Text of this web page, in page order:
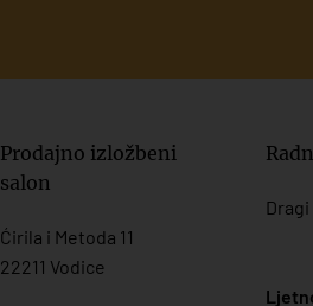
Prodajno izložbeni
salon
Ćirila i Metoda 11
22211 Vodice